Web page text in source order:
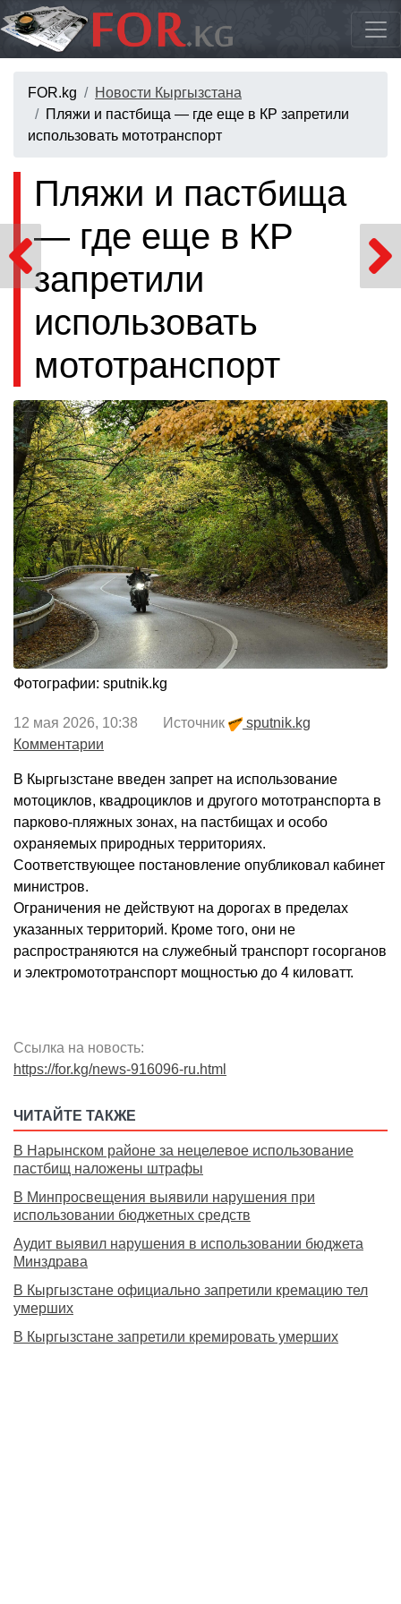
FOR.kg
Новости Кыргызстана
Пляжи и пастбища — где еще в КР запретили
использовать мототранспорт
Пляжи и пастбища
— где еще в КР
запретили
использовать
мототранспорт
Фотографии: sputnik.kg
12 мая 2026, 10:38 Источник
sputnik.kg
Комментарии
В Кыргызстане введен запрет на использование
мотоциклов, квадроциклов и другого мототранспорта в
парково-пляжных зонах, на пастбищах и особо
охраняемых природных территориях.
Соответствующее постановление опубликовал кабинет
министров.
Ограничения не действуют на дорогах в пределах
указанных территорий. Кроме того, они не
распространяются на служебный транспорт госорганов
и электромототранспорт мощностью до 4 киловатт.
Ссылка на новость:
https://for.kg/news-916096-ru.html
ЧИТАЙТЕ ТАКЖЕ
В Нарынском районе за нецелевое использование
пастбищ наложены штрафы
В Минпросвещения выявили нарушения при
использовании бюджетных средств
Аудит выявил нарушения в использовании бюджета
Минздрава
В Кыргызстане официально запретили кремацию тел
умерших
В Кыргызстане запретили кремировать умерших